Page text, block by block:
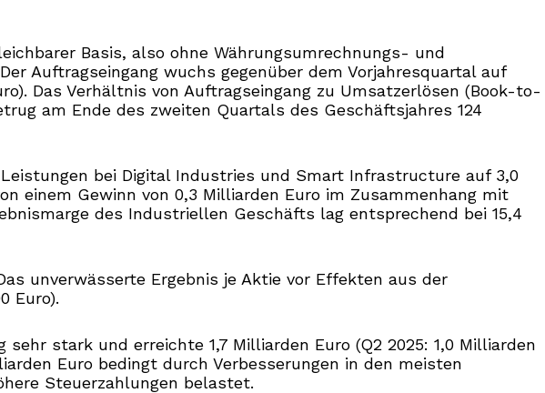
Basis, also ohne Währungsumrechnungs- und
Auftragseingang wuchs gegenüber dem Vorjahresquartal auf
Das Verhältnis von Auftragseingang zu Umsatzerlösen (Book-to-
am Ende des zweiten Quartals des Geschäftsjahres 124
bei Digital Industries und Smart Infrastructure auf 3,0
einem Gewinn von 0,3 Milliarden Euro im Zusammenhang mit
des Industriellen Geschäfts lag entsprechend bei 15,4
unverwässerte Ergebnis je Aktie vor Effekten aus der
Euro).
stark und erreichte 1,7 Milliarden Euro (Q2 2025: 1,0 Milliarden
Euro bedingt durch Verbesserungen in den meisten
Steuerzahlungen belastet.